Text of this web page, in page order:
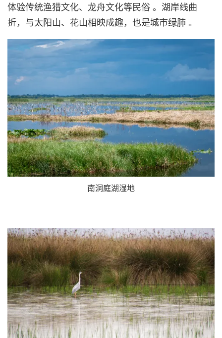
体验传统渔猎文化、龙舟文化等民俗 。湖岸线曲
折，与太阳山、花山相映成趣，也是城市绿肺 。
南洞庭湖湿地